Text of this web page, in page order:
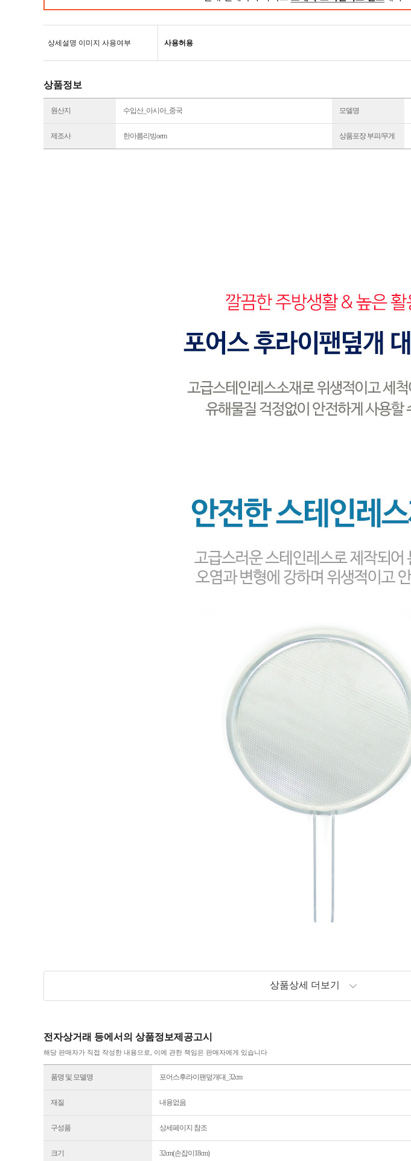
상세설명 이미지 사용여부 사용허용
상품정보
원산지 수입산_아시아_중국 모델명
제조사 한아름리빙oem 상품포장 부피/무게
상품상세 더보기
전자상거래 등에서의 상품정보제공고시
해당 판매자가 직접 작성한 내용으로, 이에 관한 책임은 판매자에게 있습니다
품명 및 모델명 포어스후라이팬덮개대_32cm
재질 내용없음
구성품 상세페이지 참조
크기 32cm(손잡이18cm)